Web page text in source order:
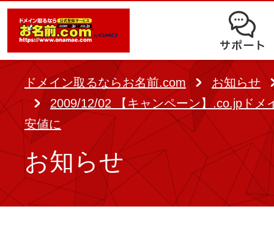
ドメインの期限を更新する
ドメイン更新
ドメイン更新とは
中古ドメインオークション
バックオーダー
.jpドメインバックオーダー
.com/.netドメインバックオ
使いやすさと高機能の両立を実現
独自ドメイン＋サーバーが初期費用
る
SSLも無料でコストパフォーマンス
レンタルサーバー
AIホームページパック
ドメインオプション
ドメイン登録者宛のメール転送も可
Whois情報公開代行
お持ちのドメインを売るなら
ドメイン売買サービス
サポート
サービスに関するご不明点を
よくある質問
ヘルプ
ドメイン取るならお名前.com
お知らせ
2009/12/02 【キャンペーン】.co.jpドメ
安値に
お知らせ